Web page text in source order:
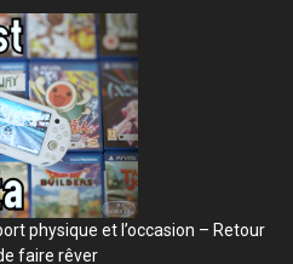
physique et l’occasion – Retour
faire rêver